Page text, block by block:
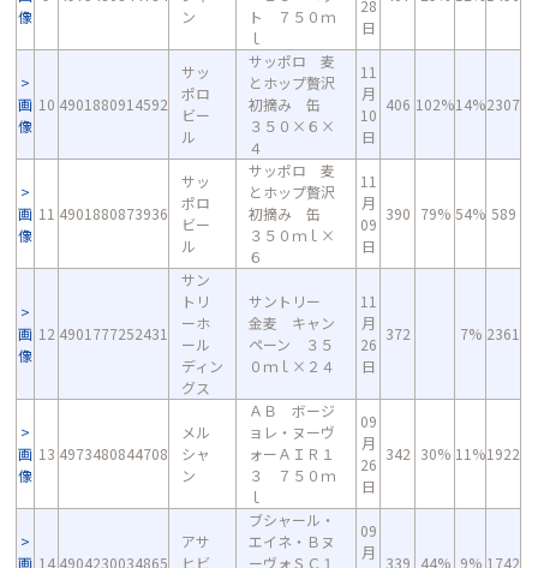
像
ン
ト ７５０ｍ
ｌ
28
日
画
像
10 4901880914592
サッ
ポロ
ビー
ル
サッポロ 麦
とホップ贅沢
初摘み 缶
３５０×６×
４
11
月
10
日
406 102%14%2307
画
像
11 4901880873936
サッ
ポロ
ビー
ル
サッポロ 麦
とホップ贅沢
初摘み 缶
３５０ｍｌ×
６
11
月
09
日
390 79% 54% 589
画
像
12 4901777252431
サン
トリ
ーホ
ール
ディン
グス
サントリー
金麦 キャン
ペーン ３５
０ｍｌ×２４
11
月
26
日
372 7% 2361
画
像
13 4973480844708
メル
シャ
ン
ＡＢ ボージ
ョレ・ヌーヴ
ォーＡＩＲ１
３ ７５０ｍ
ｌ
09
月
26
日
342 30% 11%1922
画 14 4904230034865
アサ
ヒビ
ブシャール・
エイネ・Ｂヌ
ーヴォＳＣ１
09
月
339 44% 9% 1742